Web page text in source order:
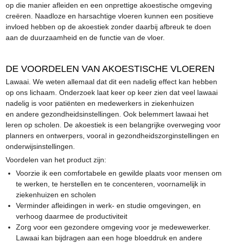
op die manier afleiden en een onprettige akoestische omgeving
creëren. Naadloze en harsachtige vloeren kunnen een positieve
invloed hebben op de akoestiek zonder daarbij afbreuk te doen
aan de duurzaamheid en de functie van de vloer.
DE VOORDELEN VAN AKOESTISCHE VLOEREN
Lawaai. We weten allemaal dat dit een nadelig effect kan hebben
op ons lichaam. Onderzoek laat keer op keer zien dat veel lawaai
nadelig is voor patiënten en medewerkers in ziekenhuizen
en andere gezondheidsinstellingen. Ook belemmert lawaai het
leren op scholen. De akoestiek is een belangrijke overweging voor
planners en ontwerpers, vooral in gezondheidszorginstellingen en
onderwijsinstellingen.
Voordelen van het product zijn:
Voorzie ik een comfortabele en gewilde plaats voor mensen om
te werken, te herstellen en te concenteren, voornamelijk in
ziekenhuizen en scholen
Verminder afleidingen in werk- en studie omgevingen, en
verhoog daarmee de productiviteit
Zorg voor een gezondere omgeving voor je medewewerker.
Lawaai kan bijdragen aan een hoge bloeddruk en andere